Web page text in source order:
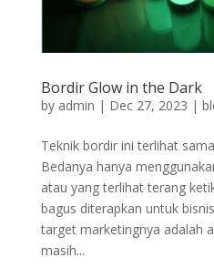
Bordir Glow in the Dark
by admin | Dec 27, 2023 |
Teknik bordir ini terlihat
Bedanya hanya
atau yang terlihat terang
bagus diterapkan untuk
target marketingnya adalah
masih...